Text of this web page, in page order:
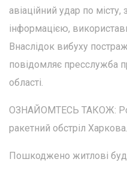
авіаційний удар по
інформацією,
Внаслідок вибуху
повідомляє пресслужба
області.
ОЗНАЙОМТЕСЬ ТАКОЖ:
ракетний обстріл Харкова.
Пошкоджено житлові